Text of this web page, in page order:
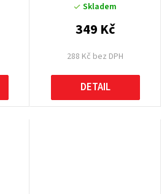
Skladem
288 Kč bez DPH
349 Kč
DETAIL